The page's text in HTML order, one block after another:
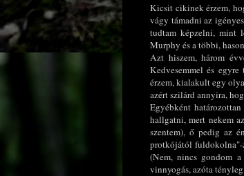
Kicsit cikinek érzem,
vágy támadni az
tudtam képzelni, mint
Murphy és a többi,
Azt hiszem, három
Kedvesemmel és
érzem, kialakult egy
azért szilárd annyira,
Egyébként
hallgatni, mert nekem
szentem), ő pedig az
protkójától fuldokolna"-
(Nem, nincs gondom
vinnyogás, azóta